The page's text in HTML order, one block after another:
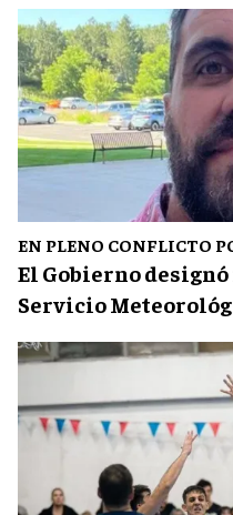
EN PLENO CONFLICTO
El Gobierno
Servicio